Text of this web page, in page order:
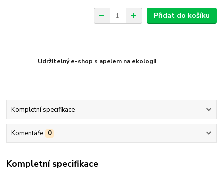
Přidat do košíku
Udržitelný e-shop s apelem na ekologii
Kompletní specifikace
Komentáře 0
Kompletní specifikace